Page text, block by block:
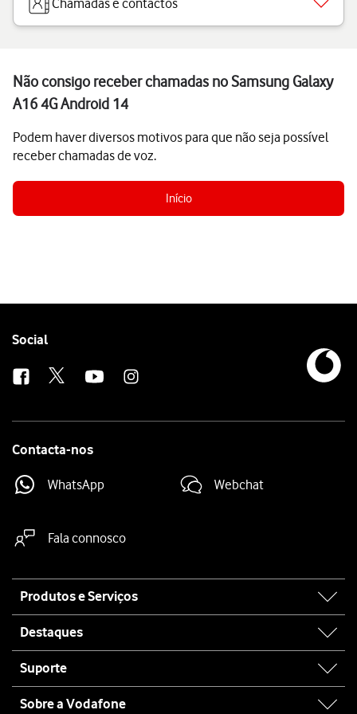
Chamadas e contactos
Não consigo receber chamadas no Samsung Galaxy
A16 4G Android 14
Podem haver diversos motivos para que não seja possível
receber chamadas de voz.
Início
Follow
Social
Contacta-nos
WhatsApp Webchat
Fala connosco
map
Produtos e Serviços
Destaques
Suporte
Sobre a Vodafone